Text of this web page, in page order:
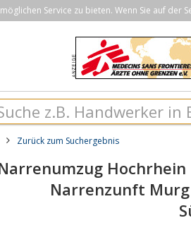
Service zu bieten. Wenn Sie auf der
Zurück zum Suchergebnis
Narrenzunft